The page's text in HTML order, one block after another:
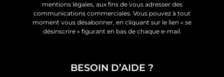
mentions légales, aux fins de vous adresser des
communications commerciales. Vous pouvez à tout
moment vous désabonner, en cliquant sur le lien « se
désinscrire » figurant en bas de chaque e-mail.
BESOIN D’AIDE ?